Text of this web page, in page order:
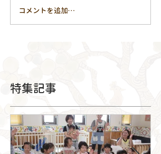
コメントを追加…
特集記事